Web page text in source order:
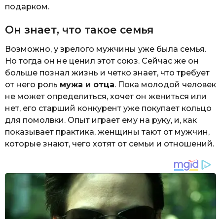
подарком.
Он знает, что такое семья
Возможно, у зрелого мужчины уже была семья.
Но тогда он не ценил этот союз. Сейчас же он
больше познал жизнь и четко знает, что требует
от него роль мужа и отца. Пока молодой человек
не может определиться, хочет он жениться или
нет, его старший конкурент уже покупает кольцо
для помолвки. Опыт играет ему на руку, и, как
показывает практика, женщины тают от мужчин,
которые знают, чего хотят от семьи и отношений.